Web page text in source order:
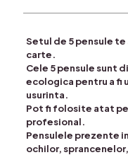
Setul de 5 pensule te
carte.
Cele 5 pensule sunt
ecologica pentru a fi
usurinta.
Pot fi folosite atat
profesional.
Pensulele prezente
ochilor,